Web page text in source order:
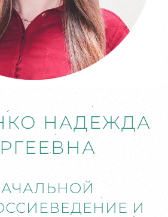
НАДЕЖДА
И